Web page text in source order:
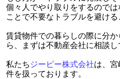
個々人でやり取りをするので
ことで不要なトラブルを避ける
賃貸物件での暮らしの際に分
ら、まずは不動産会社に相談し
私たち ジーピー株式会社は、
件を扱っております。